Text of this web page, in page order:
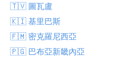
🇹🇻 圖瓦盧
🇰🇮 基里巴斯
🇫🇲 密克羅尼西亞
🇵🇬 巴布亞新畿內亞